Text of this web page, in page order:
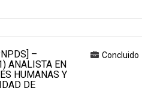
–
ANALISTA EN
HUMANAS Y
DE
Concluido